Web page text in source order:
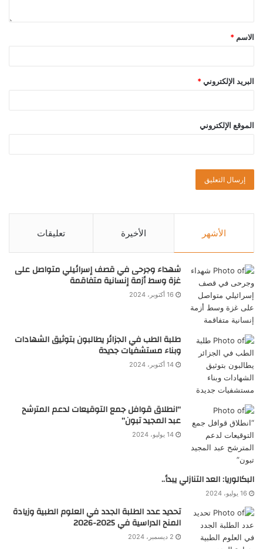
الاسم *
البريد الإلكتروني *
الموقع الإلكتروني
الأشهر الأخيرة تعليقات
شهداء وجرحى في قصف إسرائيلي متواصل على
غزة وسط أزمة إنسانية متفاقمة
16 أكتوبر، 2024
طلبة الطب في الجزائر يطالبون بتوثيق الشهادات
وبناء مستشفيات جديدة
14 أكتوبر، 2024
“انطلاق قوافل جمع التوقيعات لدعم المترشح
عبد المجيد تبون”
14 يوليو، 2024
البكالوريا: العد التنازلي يبدأ..
16 يوليو، 2024
تحديد عدد الطلبة الجدد في العلوم الطبية وزيادة
المنح الدراسية في 2025-2026
2 ديسمبر، 2024